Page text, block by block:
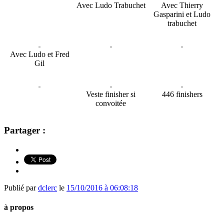
Avec Ludo Trabuchet
Avec Thierry
Gasparini et Ludo
trabuchet
Avec Ludo et Fred
Gil
Veste finisher si
convoitée
446 finishers
Partager :
Publié pardclerc le 15/10/2016 à 06:08:18
à propos